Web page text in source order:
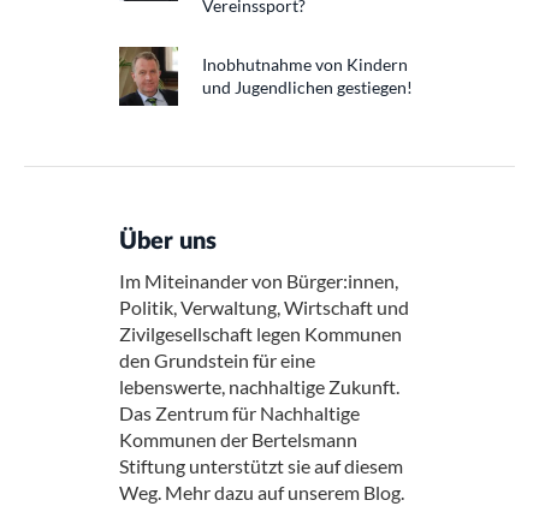
Vereinssport?
Inobhutnahme von Kindern
und Jugendlichen gestiegen!
Über uns
Im Miteinander von Bürger:innen,
Politik, Verwaltung, Wirtschaft und
Zivilgesellschaft legen Kommunen
den Grundstein für eine
lebenswerte, nachhaltige Zukunft.
Das Zentrum für Nachhaltige
Kommunen der Bertelsmann
Stiftung unterstützt sie auf diesem
Weg. Mehr dazu auf unserem Blog.